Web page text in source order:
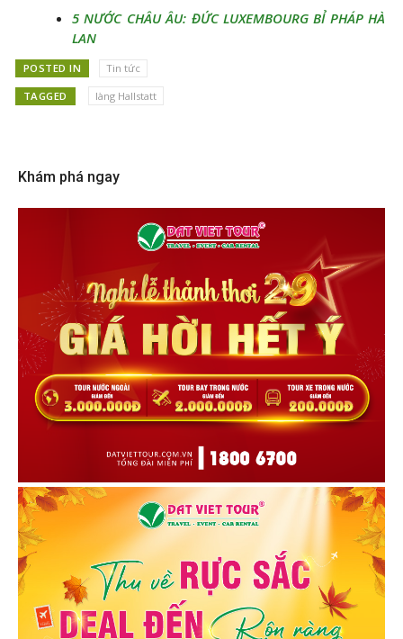
5 NƯỚC CHÂU ÂU: ĐỨC LUXEMBOURG BỈ PHÁP HÀ
LAN
POSTED IN Tin tức
TAGGED làng Hallstatt
Khám phá ngay